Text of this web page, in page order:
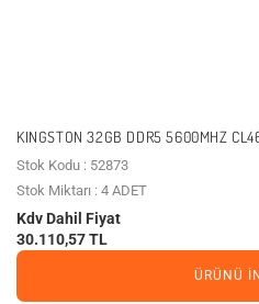
KINGSTON 32GB DDR5 5600MHZ
KF556C36BBEA-32
Stok Kodu : 52873
Stok Miktarı : 4 ADET
Kdv Dahil Fiyat
30.110,57 TL
ÜRÜNÜ